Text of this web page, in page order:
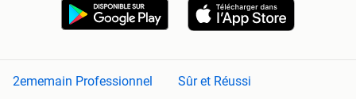
2ememain Professionnel
Sûr et Réussi